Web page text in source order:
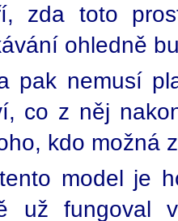
zda toto
ohledně
pak nemusí
co z něj
kdo možná
model je
už fungoval